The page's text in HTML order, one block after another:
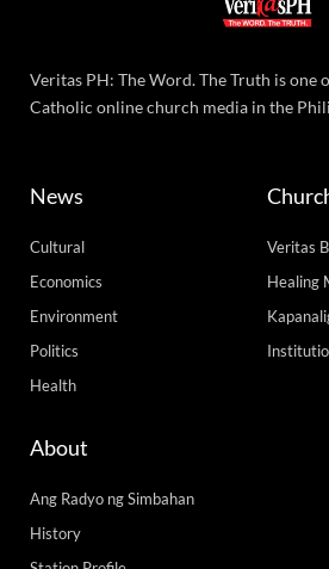
Veritas PH: The Word. The Truth is one
Catholic online church media in the
News
Cultural
Economics
Environment
Politics
Health
Veritas
Healing
About
Ang Radyo ng Simbahan
History